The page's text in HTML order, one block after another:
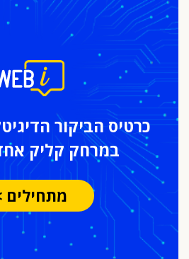
כרטיס הביקור
במרחק קליק
מתחילים